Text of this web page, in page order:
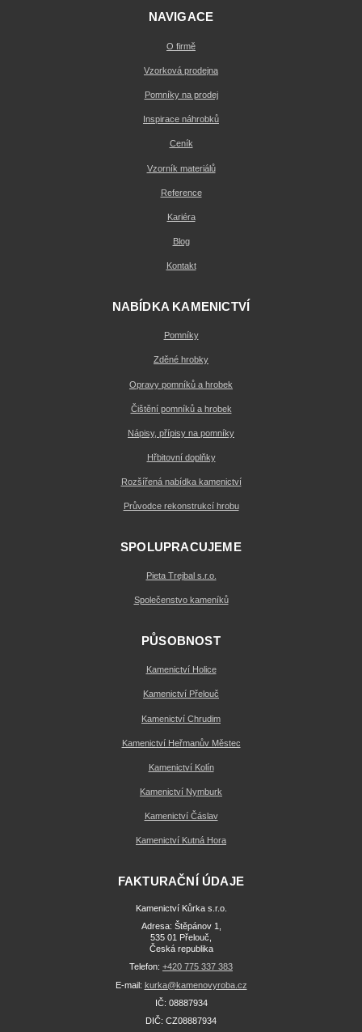
NAVIGACE
O firmě
Vzorková prodejna
Pomníky na prodej
Inspirace náhrobků
Ceník
Vzorník materiálů
Reference
Kariéra
Blog
Kontakt
NABÍDKA KAMENICTVÍ
Pomníky
Zděné hrobky
Opravy pomníků a hrobek
Čištění pomníků a hrobek
Nápisy, přípisy na pomníky
Hřbitovní doplňky
Rozšířená nabídka kamenictví
Průvodce rekonstrukcí hrobu
SPOLUPRACUJEME
Pieta Trejbal s.r.o.
Společenstvo kameníků
PŮSOBNOST
Kamenictví Holice
Kamenictví Přelouč
Kamenictví Chrudim
Kamenictví Heřmanův Městec
Kamenictví Kolín
Kamenictví Nymburk
Kamenictví Čáslav
Kamenictví Kutná Hora
FAKTURAČNÍ ÚDAJE
Kamenictví Kůrka s.r.o.
Adresa: Štěpánov 1,
535 01 Přelouč,
Česká republika
Telefon: +420 775 337 383
E-mail: kurka@kamenovyroba.cz
IČ: 08887934
DIČ: CZ08887934